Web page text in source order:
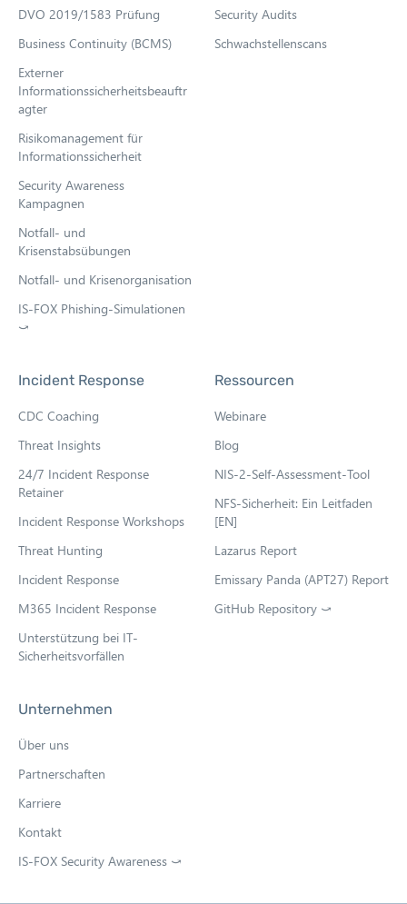
b
DVO 2019/1583 Prüfung
Business Continuity (BCMS)
Externer
Informationssicherheitsbeauftr
agter
Risikomanagement für
Informationssicherheit
Security Awareness
Kampagnen
Notfall- und
Krisenstabsübungen
Notfall- und Krisenorganisation
IS-FOX Phishing-Simulationen
⤻
n
i
n
e
w
a
b
Security Audits
Schwachstellenscans
Incident Response
CDC Coaching
Threat Insights
24/7 Incident Response
Retainer
Incident Response Workshops
Threat Hunting
Incident Response
M365 Incident Response
Unterstützung bei IT-
Sicherheitsvorfällen
Ressourcen
Webinare
Blog
NIS-2-Self-Assessment-Tool
NFS-Sicherheit: Ein Leitfaden
[EN]
Lazarus Report
Emissary Panda (APT27) Report
GitHub Repository ⤻
Unternehmen
Über uns
Partnerschaften
Karriere
Kontakt
IS-FOX Security Awareness ⤻